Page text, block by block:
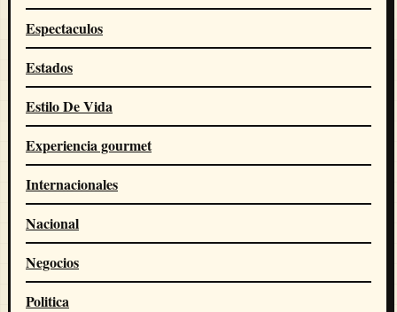
Espectaculos
Estados
Estilo De Vida
Experiencia gourmet
Internacionales
Nacional
Negocios
Politica